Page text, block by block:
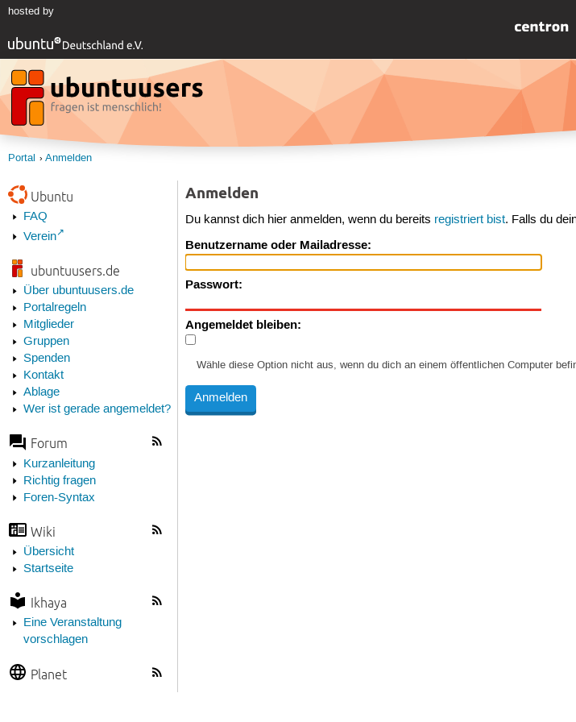
hosted by
Portal Anmelden
Ubuntu
FAQ
Verein
ubuntuusers.de
Über ubuntuusers.de
Portalregeln
Mitglieder
Gruppen
Spenden
Kontakt
Ablage
Wer ist gerade angemeldet?
Forum
Kurzanleitung
Richtig fragen
Foren-Syntax
Wiki
Übersicht
Startseite
Ikhaya
Eine Veranstaltung
vorschlagen
Planet
Anmelden
Du kannst dich hier anmelden, wenn du bereits registriert bist. Falls du
Benutzername oder Mailadresse:
Passwort:
Angemeldet bleiben:
Wähle diese Option nicht aus, wenn du dich an einem öffentlichen Computer